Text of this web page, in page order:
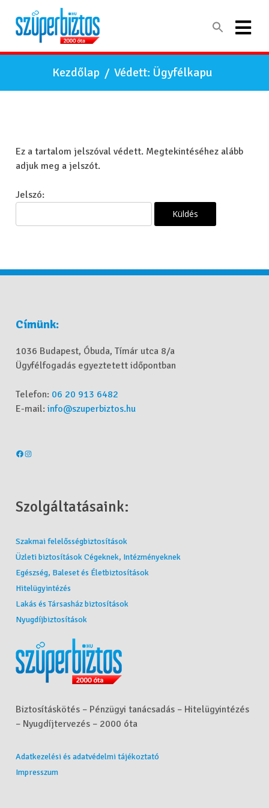
Kezdőlap / Védett: Ügyfélkapu
Ez a tartalom jelszóval védett. Megtekintéséhez alább
adjuk meg a jelszót.
Jelszó:
Címünk:
1036 Budapest, Óbuda, Tímár utca 8/a
Ügyfélfogadás egyeztetett időpontban
Telefon: 06 20 913 6482
E-mail:info@szuperbiztos.hu
Szolgáltatásaink:
Szakmai felelősségbiztosítások
Üzleti biztosítások Cégeknek, Intézményeknek
Egészség, Baleset és Életbiztosítások
Hitelügyintézés
Lakás és Társasház biztosítások
Nyugdíjbiztosítások
Biztosításkötés – Pénzügyi tanácsadás – Hitelügyintézés
– Nyugdíjtervezés – 2000 óta
Adatkezelési és adatvédelmi tájékoztató
Impresszum